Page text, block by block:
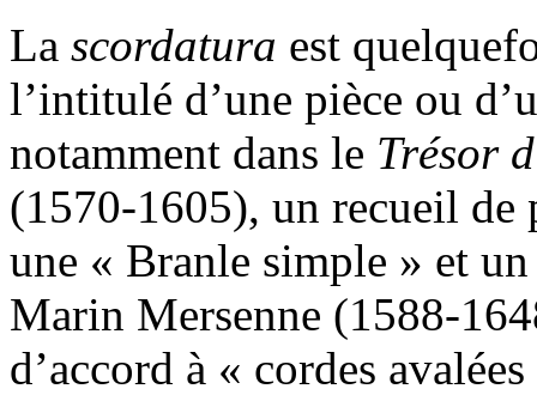
La scordatura est
l’intitulé d’une pièce ou
notamment dans le Trésor
(1570-1605), un recueil
une « Branle simple » et
Marin Mersenne (1588-
d’accord à « cordes